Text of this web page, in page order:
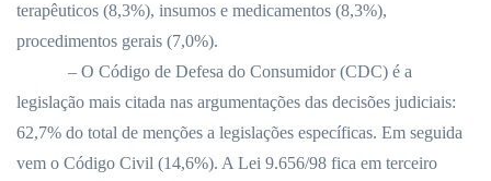
terapêuticos (8,3%), insumos e medicamentos (8,3%),
procedimentos gerais (7,0%).
– O Código de Defesa do Consumidor (CDC) é a
legislação mais citada nas argumentações das decisões judiciais:
62,7% do total de menções a legislações específicas. Em seguida
vem o Código Civil (14,6%). A Lei 9.656/98 fica em terceiro